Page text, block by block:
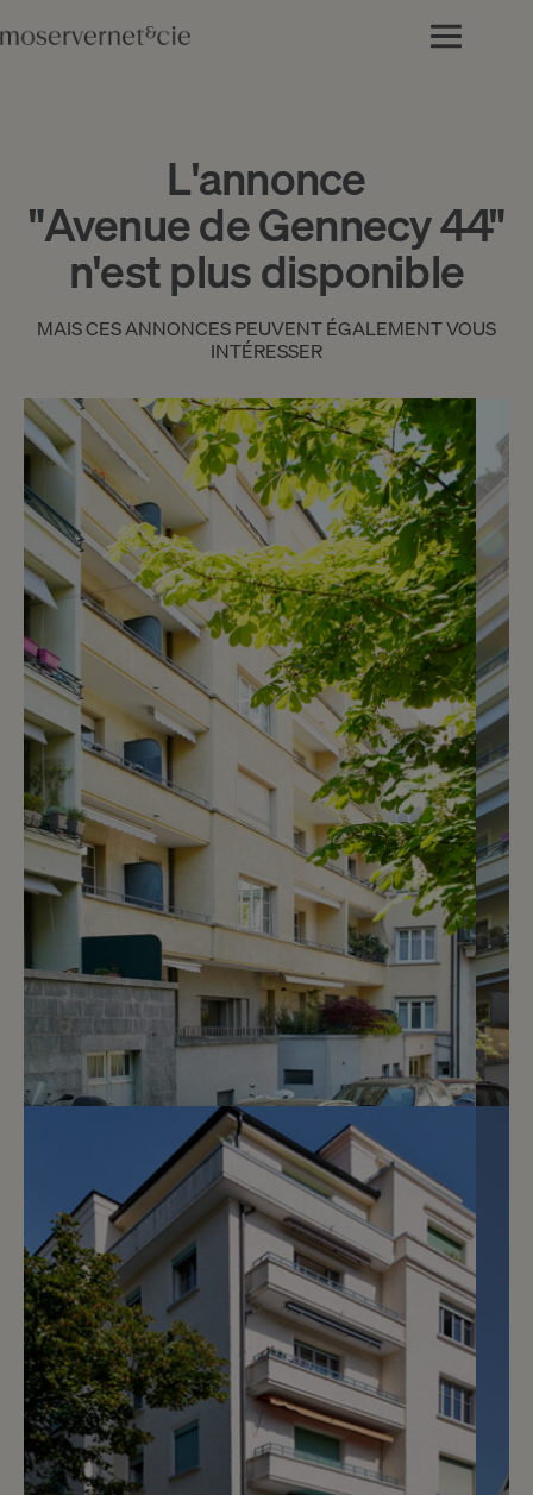
L'annonce
"Avenue de Gennecy 44"
n'est plus disponible
MAIS CES ANNONCES PEUVENT ÉGALEMENT VOUS
INTÉRESSER
CHF 2’800.- / mois
Rue Henri-Mussard 10
Genève
m2